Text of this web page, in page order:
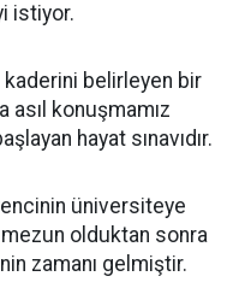
istiyor.
kaderini belirleyen bir
asıl konuşmamız
hayat sınavıdır.
üniversiteye
olduktan sonra
zamanı gelmiştir.